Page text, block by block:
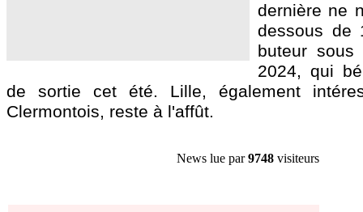
dernière ne
dessous de
buteur sous
2024, qui
de sortie cet été. Lille, également
Clermontois, reste à l'affût.
News lue par9748 visiteurs